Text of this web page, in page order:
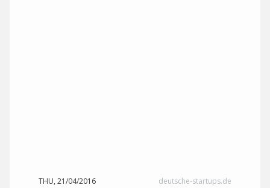
THU, 21/04/2016 deutsche-startups.de